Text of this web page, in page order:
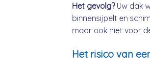
Het gevolg?Uw dak
binnensijpelt en
maar ook niet voor
Het risico van